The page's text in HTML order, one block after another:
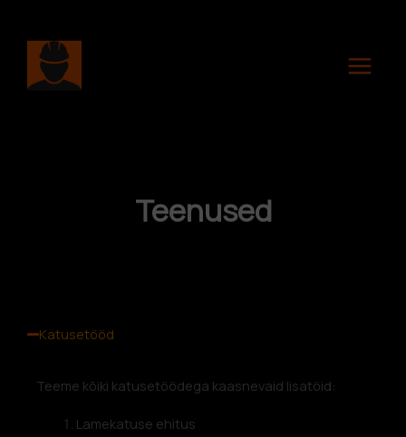
content
Teenused
Katusetööd
Teeme kõiki katusetöödega kaasnevaid lisatöid:
Lamekatuse ehitus